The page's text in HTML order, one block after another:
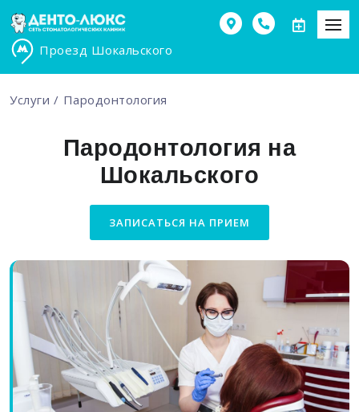
Проезд Шокальского
Услуги Пародонтология
Пародонтология на
Шокальского
ЗАПИСАТЬСЯ НА ПРИЕМ